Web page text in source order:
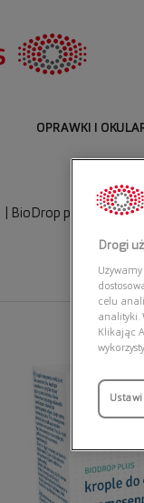
OPRAWKI I
BioDrop plus 10 ml
Drogi
celu
analityki.
Klikając